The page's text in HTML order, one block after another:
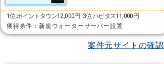
1位:ポイントタウン12,000円 3位:ハピタス11,000円
獲得条件：新規ウォーターサーバー設置
案件元サイトの確認